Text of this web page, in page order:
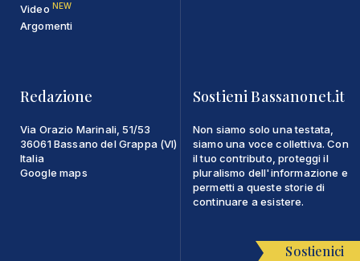
Video NEW
Argomenti
Redazione
Via Orazio Marinali, 51/53
36061 Bassano del Grappa (VI)
Italia
Google maps
Sostieni Bassanonet.it
Non siamo solo una testata,
siamo una voce collettiva. Con
il tuo contributo, proteggi il
pluralismo dell'informazione e
permetti a queste storie di
continuare a esistere.
Sostienici